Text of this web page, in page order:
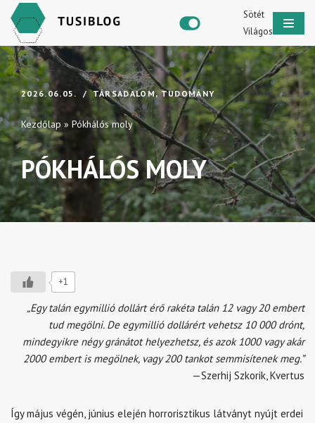
Skip
to
content
Sötét
Világos
2026.06.05. TÁRSADALOM,TUDOMÁNY
Kezdőlap » Pókhálós moly
PÓKHÁLÓS MOLY
+1
„Egy talán egymillió dollárt érő rakéta talán 12 vagy 20 embert
tud megölni. De egymillió dollárért vehetsz 10 000 drónt,
mindegyikre négy gránátot helyezhetsz, és azok 1000 vagy akár
2000 embert is megölnek, vagy 200 tankot semmisítenek meg.”
—Szerhij Szkorik, Kvertus
Így május végén, június elején horrorisztikus látványt nyújt erdei